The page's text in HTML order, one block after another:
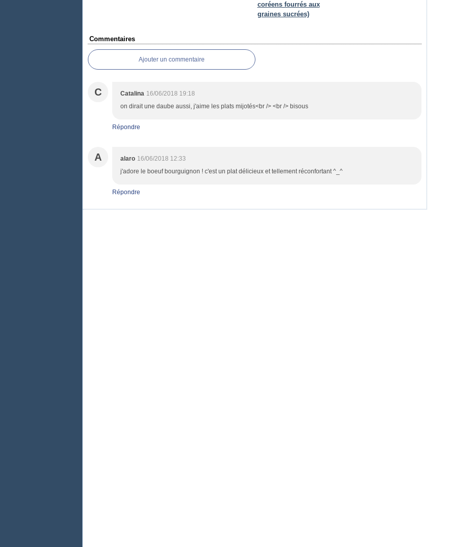
coréens fourrés aux
graines sucrées)
Commentaires
Ajouter un commentaire
C Catalina 16/06/2018 19:18
on dirait une daube aussi, j'aime les plats mijotés<br /> <br /> bisous
Répondre
A alaro 16/06/2018 12:33
j'adore le boeuf bourguignon ! c'est un plat délicieux et tellement réconfortant ^_^
Répondre